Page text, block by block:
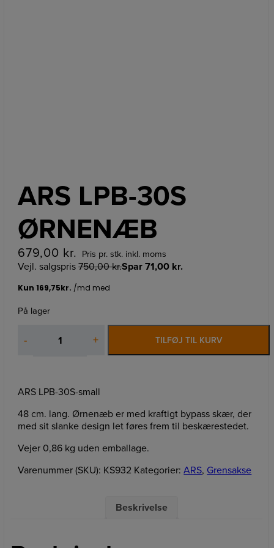
ARS LPB-30S
ØRNENÆB
679,00 kr. Pris pr. stk. inkl. moms
Vejl. salgspris750,00kr.Spar71,00 kr.
På lager
-
LPB-
+ TILFØJ TIL KURV
ARS LPB-30S-small
48 cm. lang. Ørnenæb er med kraftigt bypass skær, der
med sit slanke design let føres frem til beskærestedet.
Vejer 0,86 kg uden emballage.
Varenummer (SKU): KS932 Kategorier:ARS, Grensakse
Beskrivelse